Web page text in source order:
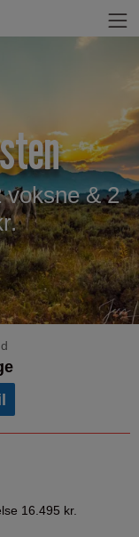
voksne & 2
16.495 kr.